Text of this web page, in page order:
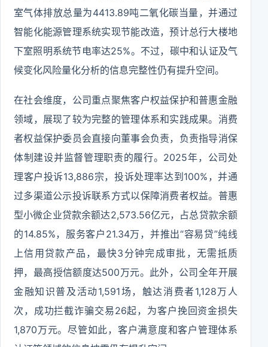
室气体排放总量为4413.89吨二氧化碳当量，并通过
智能化能源管理系统实现节能改造，预计总行大楼地
下室照明系统节电率达25%。不过，碳中和认证及气
候变化风险量化分析的信息完整性仍有提升空间。
在社会维度，公司重点聚焦客户权益保护和普惠金融
领域，展现了较为完整的管理体系和实践成果。消费
者权益保护委员会直接向董事会负责，负责指导消保
体制建设并监督管理职责的履行。2025年，公司处
理客户投诉13,886宗，投诉处理率达到100%，并通
过多渠道公示投诉联系方式以保障消费者权益。普惠
型小微企业贷款余额达2,573.56亿元，占总贷款余额
的14.85%，服务客户21.34万，并推出“容易贷”纯线
上信用贷款产品，最快3分钟完成审批，无需抵质
押，最高授信额度达500万元。此外，公司全年开展
金融知识普及活动1,591场，触达消费者1,128万人
次，成功拦截诈骗交易26起，为客户挽回资金损失
1,870万元。尽管如此，客户满意度和客户管理体系